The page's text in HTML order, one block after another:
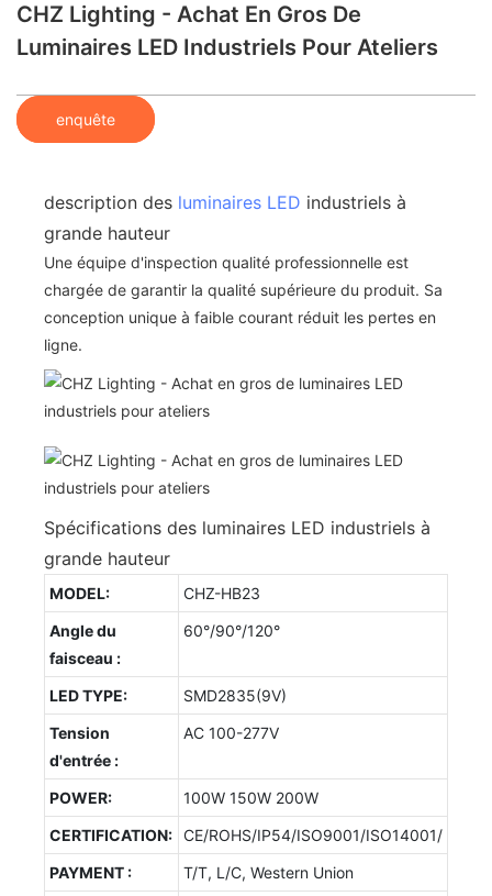
CHZ Lighting - Achat En Gros De
Luminaires LED Industriels Pour Ateliers
enquête
description des luminaires LED industriels à
grande hauteur
Une équipe d'inspection qualité professionnelle est
chargée de garantir la qualité supérieure du produit. Sa
conception unique à faible courant réduit les pertes en
ligne.
Spécifications des luminaires LED industriels à
grande hauteur
MODEL:
CHZ-HB23
Angle du
faisceau :
60°/90°/120°
LED TYPE:
SMD2835(9V)
Tension
d'entrée :
AC 100-277V
POWER:
100W 150W 200W
CERTIFICATION: CE/ROHS/IP54/ISO9001/ISO14001/
PAYMENT :
T/T, L/C, Western Union